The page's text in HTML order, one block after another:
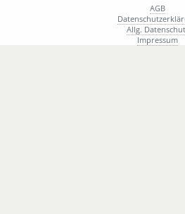
AGB
Allg.
Impressum